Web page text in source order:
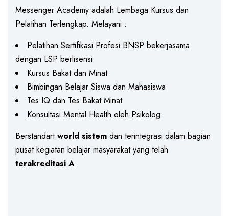
Messenger Academy adalah Lembaga Kursus dan
Pelatihan Terlengkap. Melayani :
Pelatihan Sertifikasi Profesi BNSP bekerjasama
dengan LSP berlisensi
Kursus Bakat dan Minat
Bimbingan Belajar Siswa dan Mahasiswa
Tes IQ dan Tes Bakat Minat
Konsultasi Mental Health oleh Psikolog
Berstandartworld sistem dan terintegrasi dalam bagian
pusat kegiatan belajar masyarakat yang telah
terakreditasi A